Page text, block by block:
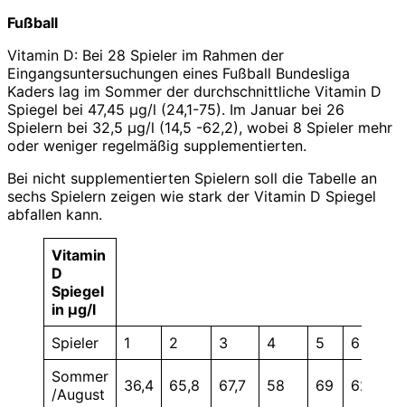
Fußball
Vitamin D: Bei 28 Spieler im Rahmen der
Eingangsuntersuchungen eines Fußball Bundesliga
Kaders lag im Sommer der durchschnittliche Vitamin D
Spiegel bei 47,45 µg/l (24,1-75). Im Januar bei 26
Spielern bei 32,5 µg/l (14,5 -62,2), wobei 8 Spieler mehr
oder weniger regelmäßig supplementierten.
Bei nicht supplementierten Spielern soll die Tabelle an
sechs Spielern zeigen wie stark der Vitamin D Spiegel
abfallen kann.
Vitamin
D
Spiegel
in µg/l
Spieler
1 2 3 4 5
6
Sommer
/August
36,4 65,8 67,7 58 69 62